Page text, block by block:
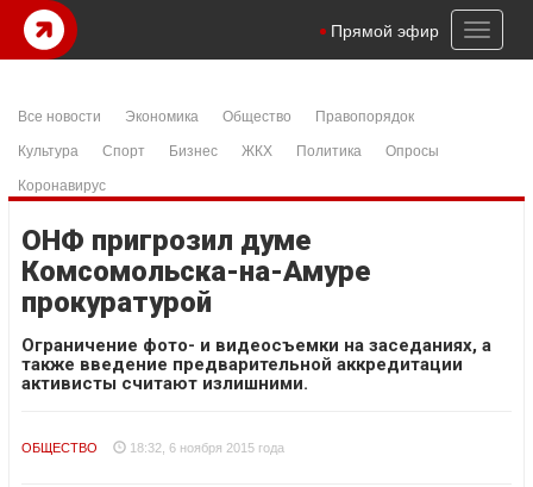
Toggle
Прямой эфир
Все новости Экономика Общество
Правопорядок
Культура
Спорт Бизнес ЖКХ Политика
Опросы
Коронавирус
ОНФ пригрозил думе
Комсомольска-на-Амуре
прокуратурой
Ограничение фото- и видеосъемки на заседаниях, а
также введение предварительной аккредитации
активисты считают излишними.
ОБЩЕСТВО 18:32, 6 ноября 2015 года